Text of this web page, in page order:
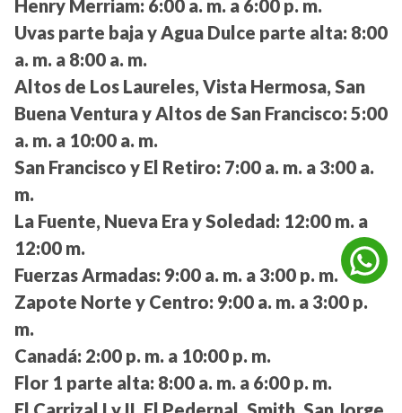
Henry Merriam: 6:00 a. m. a 6:00 p. m.
Uvas parte baja y Agua Dulce parte alta: 8:00
a. m. a 8:00 a. m.
Altos de Los Laureles, Vista Hermosa, San
Buena Ventura y Altos de San Francisco: 5:00
a. m. a 10:00 a. m.
San Francisco y El Retiro: 7:00 a. m. a 3:00 a.
m.
La Fuente, Nueva Era y Soledad: 12:00 m. a
12:00 m.
Fuerzas Armadas: 9:00 a. m. a 3:00 p. m.
Zapote Norte y Centro: 9:00 a. m. a 3:00 p.
m.
Canadá: 2:00 p. m. a 10:00 p. m.
Flor 1 parte alta: 8:00 a. m. a 6:00 p. m.